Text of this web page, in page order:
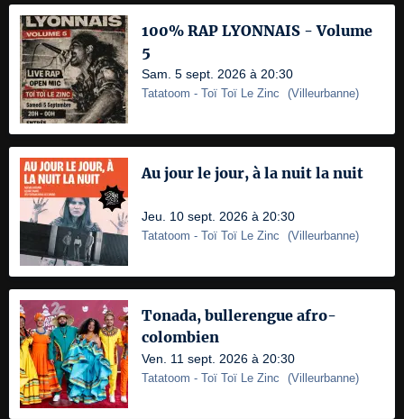
100% RAP LYONNAIS - Volume
5
Sam. 5 sept. 2026 à 20:30
Tatatoom - Toï Toï Le Zinc (Villeurbanne)
Au jour le jour, à la nuit la nuit
Jeu. 10 sept. 2026 à 20:30
Tatatoom - Toï Toï Le Zinc (Villeurbanne)
Tonada, bullerengue afro-
colombien
Ven. 11 sept. 2026 à 20:30
Tatatoom - Toï Toï Le Zinc (Villeurbanne)